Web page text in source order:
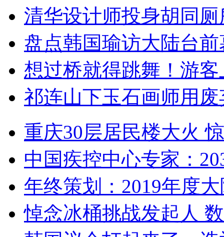
清华设计师投身胡同
盘点韩国瑜访大陆台
想过桥就得跳舞！游客
祁连山下玉石画师用
重庆30层居民楼大火
中国疾控中心专家：
年终策划：2019年度
悼念冰桶挑战发起人